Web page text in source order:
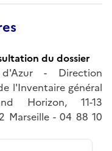
du dossier
d'Azur - Direction
l'Inventaire général
Horizon, 11-13
Marseille - 04 88 10